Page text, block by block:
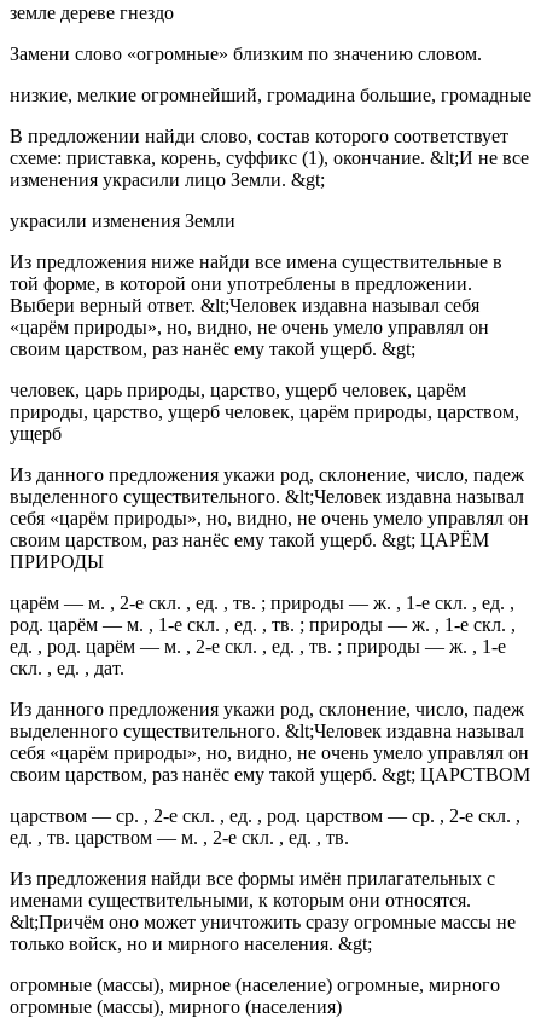
земле дереве гнездо
Замени слово «огромные» близким по значению словом.
низкие, мелкие огромнейший, громадина большие, громадные
В предложении найди слово, состав которого соответствует
схеме: приставка, корень, суффикс (1), окончание. &lt;И не все
изменения украсили лицо Земли. &gt;
украсили изменения Земли
Из предложения ниже найди все имена существительные в
той форме, в которой они употреблены в предложении.
Выбери верный ответ. &lt;Человек издавна называл себя
«царём природы», но, видно, не очень умело управлял он
своим царством, раз нанёс ему такой ущерб. &gt;
человек, царь природы, царство, ущерб человек, царём
природы, царство, ущерб человек, царём природы, царством,
ущерб
Из данного предложения укажи род, склонение, число, падеж
выделенного существительного. &lt;Человек издавна называл
себя «царём природы», но, видно, не очень умело управлял он
своим царством, раз нанёс ему такой ущерб. &gt; ЦАРЁМ
ПРИРОДЫ
царём — м. , 2-е скл. , ед. , тв. ; природы — ж. , 1-е скл. , ед. ,
род. царём — м. , 1-е скл. , ед. , тв. ; природы — ж. , 1-е скл. ,
ед. , род. царём — м. , 2-е скл. , ед. , тв. ; природы — ж. , 1-е
скл. , ед. , дат.
Из данного предложения укажи род, склонение, число, падеж
выделенного существительного. &lt;Человек издавна называл
себя «царём природы», но, видно, не очень умело управлял он
своим царством, раз нанёс ему такой ущерб. &gt; ЦАРСТВОМ
царством — ср. , 2-е скл. , ед. , род. царством — ср. , 2-е скл. ,
ед. , тв. царством — м. , 2-е скл. , ед. , тв.
Из предложения найди все формы имён прилагательных с
именами существительными, к которым они относятся.
&lt;Причём оно может уничтожить сразу огромные массы не
только войск, но и мирного населения. &gt;
огромные (массы), мирное (население) огромные, мирного
огромные (массы), мирного (населения)